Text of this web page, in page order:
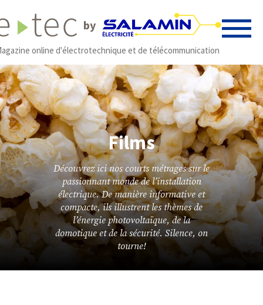
by
online d'électrotechnique et de télécommunication
Films
Découvrez ici nos courts métrages sur le
passionnant monde de l’installation
électrique. De manière informative et
compacte, ils illustrent les thèmes de
l’énergie photovoltaïque, de la
domotique et de la sécurité. Silence, on
tourne!